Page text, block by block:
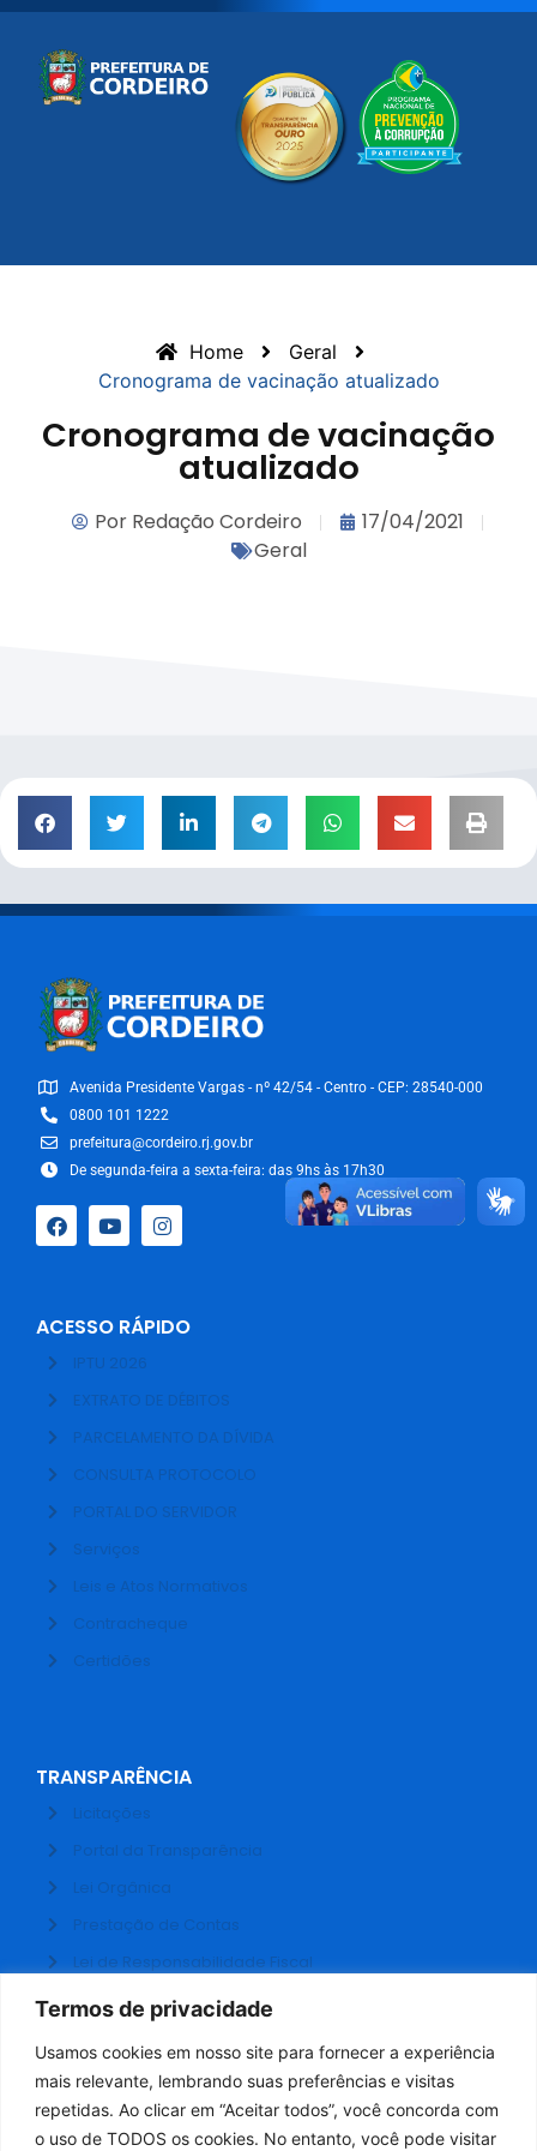
Termos de privacidade
Usamos cookies em nosso site para fornecer a experiência
mais relevante, lembrando suas preferências e visitas
repetidas. Ao clicar em “Aceitar todos”, você concorda com
o uso de TODOS os cookies. No entanto, você pode visitar
Home
Geral
Cronograma de vacinação atualizado
Cronograma de vacinação
atualizado
Por Redação Cordeiro
17/04/2021
Geral
Avenida Presidente Vargas - nº 42/54 - Centro - CEP: 28540-000
0800 101 1222
prefeitura@cordeiro.rj.gov.br
De segunda-feira a sexta-feira: das 9hs às 17h30
ACESSO RÁPIDO
IPTU 2026
EXTRATO DE DÉBITOS
PARCELAMENTO DA DÍVIDA
CONSULTA PROTOCOLO
PORTAL DO SERVIDOR
Serviços
Leis e Atos Normativos
Contracheque
Certidões
TRANSPARÊNCIA
Licitações
Portal da Transparência
Lei Orgânica
Prestação de Contas
Lei de Responsabilidade Fiscal
Receitas e Despesas
Fale Conosco
ADMINISTRAÇÃO